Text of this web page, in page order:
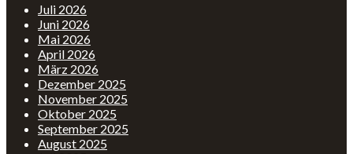
Juli 2026
Juni 2026
Mai 2026
April 2026
März 2026
Dezember 2025
November 2025
Oktober 2025
September 2025
August 2025